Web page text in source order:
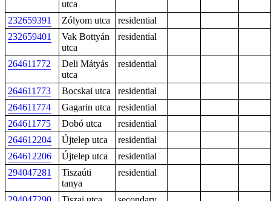
utca
232659391 Zólyom utca
residential
232659401
Vak Bottyán
utca
residential
264611772
Deli Mátyás
utca
residential
264611773 Bocskai utca
residential
264611774
Gagarin utca
residential
264611775
Dobó utca
residential
264612204
Újtelep utca
residential
264612206
Újtelep utca
residential
294047281
Tiszaúti
tanya
residential